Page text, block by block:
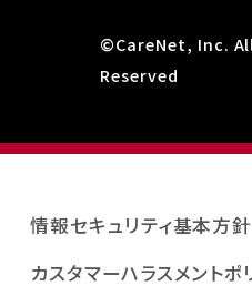
©CareNet, Inc.
Reserved
情報セキュリティ基本方針
カスタマーハラスメントポ